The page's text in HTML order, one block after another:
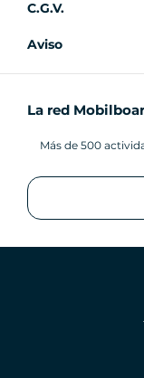
C.G.V.
Aviso
La red
Más de 500